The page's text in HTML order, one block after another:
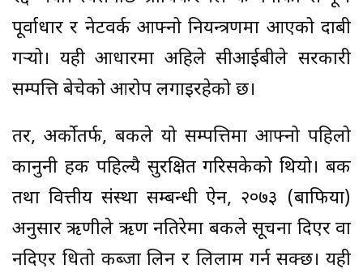
पूर्वाधार र नेटवर्क आफ्नो नियन्त्रणमा आएको दाबी
गर्‍यो। यही आधारमा अहिले सीआईबीले सरकारी
सम्पत्ति बेचेको आरोप लगाइरहेको छ।
तर, अर्कोतर्फ, बैंकले यो सम्पत्तिमा आफ्नो पहिलो
कानुनी हक पहिल्यै सुरक्षित गरिसकेको थियो। बैंक
तथा वित्तीय संस्था सम्बन्धी ऐन, २०७३ (बाफिया)
अनुसार ऋणीले ऋण नतिरेमा बैंकले सूचना दिएर वा
नदिएर धितो कब्जा लिन र लिलाम गर्न सक्छ। यही